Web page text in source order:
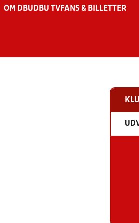
OM DBU DBU TV FANS & BILLETTER